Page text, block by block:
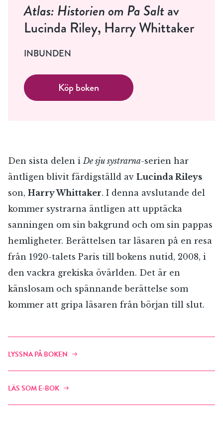
Atlas: Historien om Pa Saltav
Lucinda Riley, Harry Whittaker
INBUNDEN
Köp boken
Den sista delen iDe sju systrarna-serien har
äntligen blivit färdigställd av Lucinda Rileys
son, Harry Whittaker. I denna avslutande del
kommer systrarna äntligen att upptäcka
sanningen om sin bakgrund och om sin pappas
hemligheter. Berättelsen tar läsaren på en resa
från 1920-talets Paris till bokens nutid, 2008, i
den vackra grekiska övärlden. Det är en
känslosam och spännande berättelse som
kommer att gripa läsaren från början till slut.
LYSSNA PÅ BOKEN
LÄS SOM E-BOK